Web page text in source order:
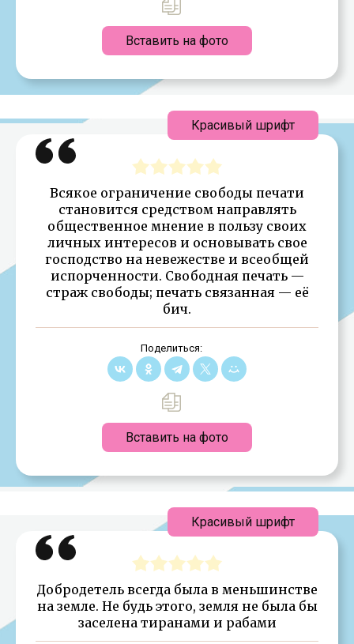
Вставить на фото
Всякое ограничение свободы печати
становится средством направлять
общественное мнение в пользу своих
личных интересов и основывать свое
господство на невежестве и всеобщей
испорченности. Свободная печать —
страж свободы; печать связанная — её
бич.
Поделиться:
Вставить на фото
Красивый шрифт
Добродетель всегда была в меньшинстве
на земле. Не будь этого, земля не была бы
заселена тиранами и рабами
Красивый шрифт